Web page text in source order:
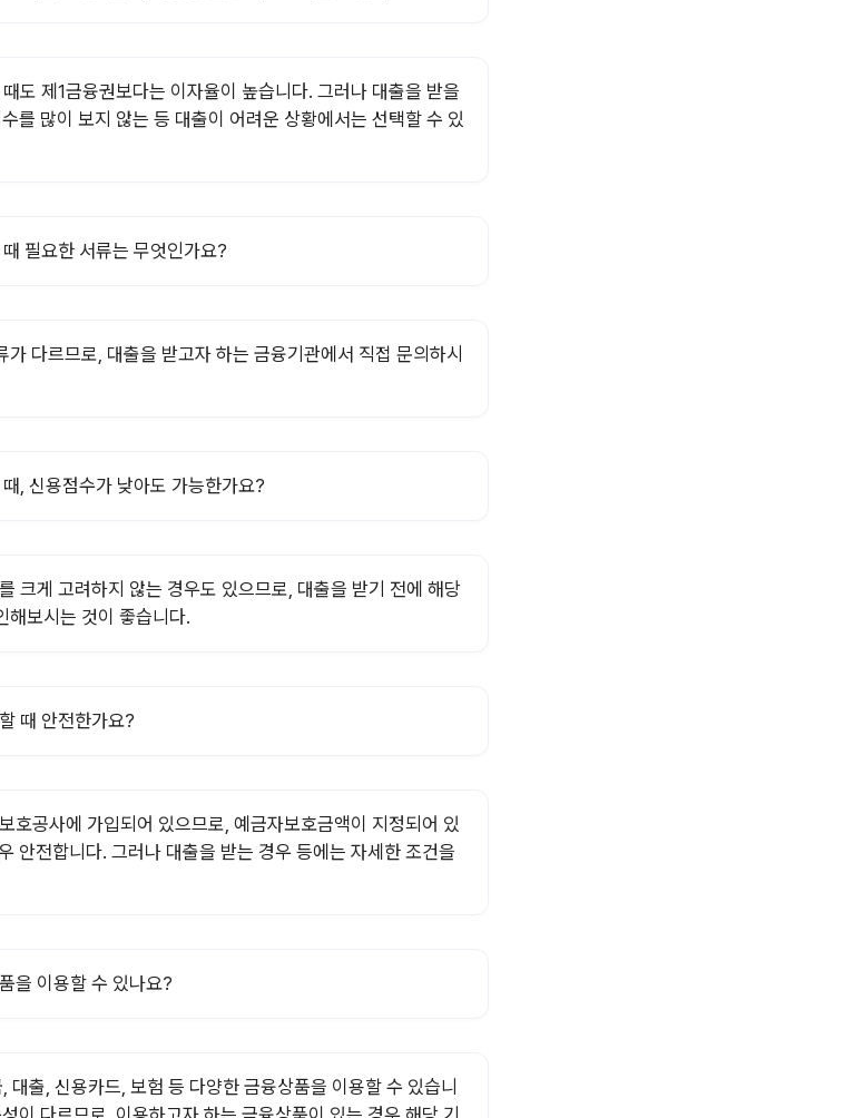
도 제1금융권보다는 이자율이 높습니다. 그러나 대출을 받을
를 많이 보지 않는 등 대출이 어려운 상황에서는 선택할 수 있
필요한 서류는 무엇인가요?
가 다르므로, 대출을 받고자 하는 금융기관에서 직접 문의하시
, 신용점수가 낮아도 가능한가요?
크게 고려하지 않는 경우도 있으므로, 대출을 받기 전에 해당
해보시는 것이 좋습니다.
때 안전한가요?
호공사에 가입되어 있으므로, 예금자보호금액이 지정되어 있
안전합니다. 그러나 대출을 받는 경우 등에는 자세한 조건을
을 이용할 수 있나요?
대출, 신용카드, 보험 등 다양한 금융상품을 이용할 수 있습니